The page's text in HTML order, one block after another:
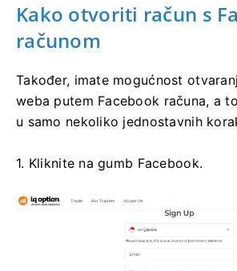
Kako otvoriti račun s
računom
Također, imate mogućnost
weba putem Facebook računa, a
u samo nekoliko jednostavnih
1. Kliknite na gumb Facebook.